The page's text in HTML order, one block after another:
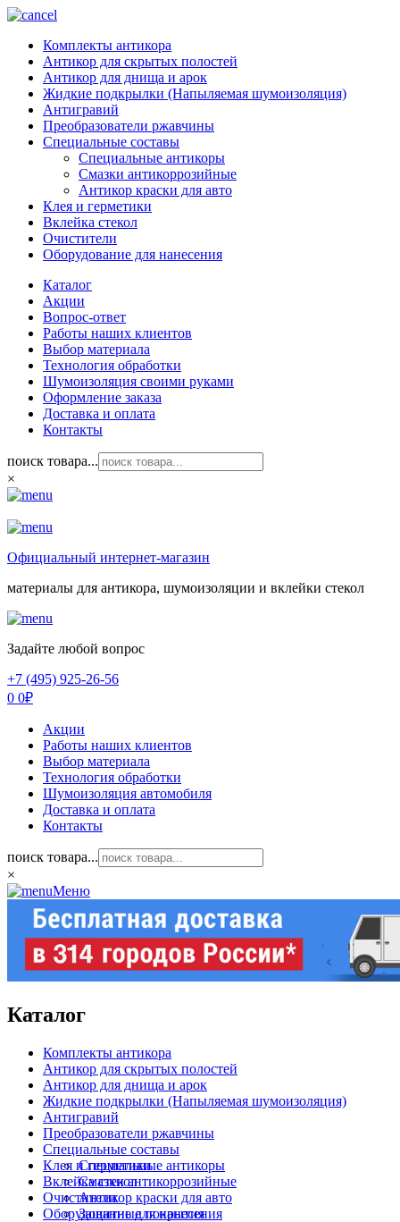
Комплекты антикора
Антикор для скрытых полостей
Антикор для днища и арок
Жидкие подкрылки (Напыляемая шумоизоляция)
Антигравий
Преобразователи ржавчины
Специальные составы
Специальные антикоры
Смазки антикоррозийные
Антикор краски для авто
Клея и герметики
Вклейка стекол
Очистители
Оборудование для нанесения
Каталог
Акции
Вопрос-ответ
Работы наших клиентов
Выбор материала
Технология обработки
Шумоизоляция своими руками
Оформление заказа
Доставка и оплата
Контакты
поиск товара...
×
Официальный интернет-магазин
материалы для антикора, шумоизоляции и вклейки стекол
Задайте любой вопрос
+7 (495) 925-26-56
0 0₽
Акции
Работы наших клиентов
Выбор материала
Технология обработки
Шумоизоляция автомобиля
Доставка и оплата
Контакты
поиск товара...
×
Меню
Каталог
Комплекты антикора
Антикор для скрытых полостей
Антикор для днища и арок
Жидкие подкрылки (Напыляемая шумоизоляция)
Антигравий
Преобразователи ржавчины
Специальные составы
Специальные антикоры
Смазки антикоррозийные
Антикор краски для авто
Защитные покрытия
Клея и герметики
Вклейка стекол
Очистители
Оборудование для нанесения